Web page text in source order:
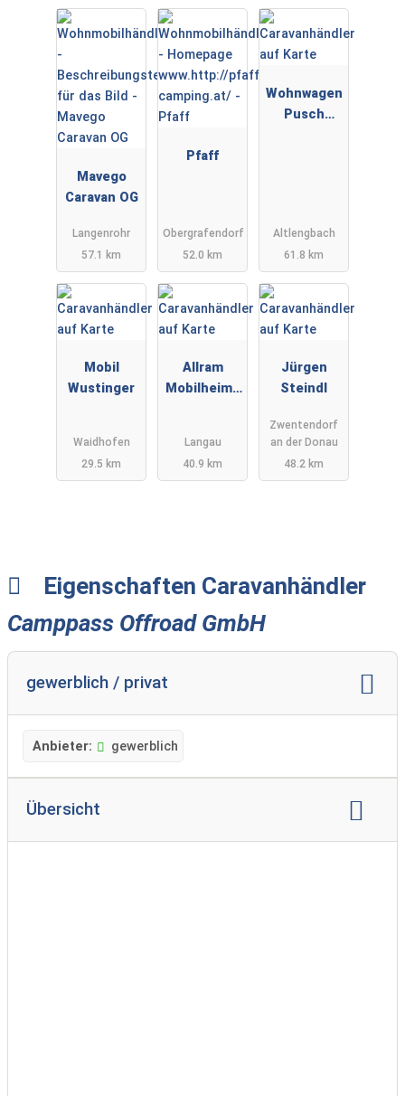
Mavego
Caravan OG
Langenrohr
57.1 km
Pfaff
Obergrafendorf
52.0 km
Wohnwagen
Pusch
Altlengbach
61.8 km
Mobil
Wustinger
Waidhofen
29.5 km
Allram
Mobilheimb
Langau
40.9 km
Jürgen
Steindl
Zwentendorf
an der Donau
48.2 km
Eigenschaften Caravanhändler
Camppass Offroad GmbH
gewerblich / privat
Anbieter: gewerblich
Übersicht